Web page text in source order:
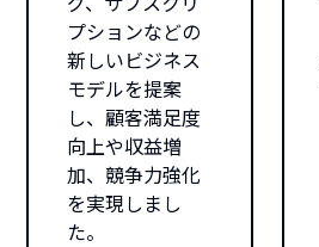
プションなどの
新しいビジネス
モデルを提案
し、顧客満足度
向上や収益増
加、競争力強化
を実現しまし
た。